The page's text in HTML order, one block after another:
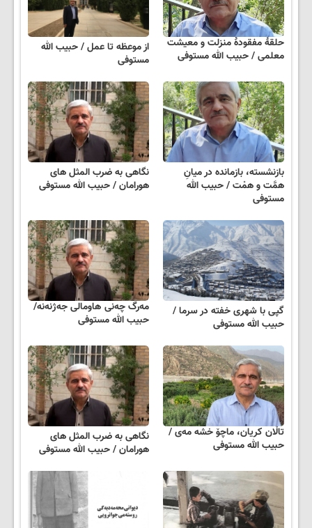
حلقهٔ مفقودهٔ منزلت و معیشت
معلمی / حبیب الله مستوفی
از موعظه تا عمل / حبیب الله
مستوفی
بازنشسته، بازمانده در میانِ
همَّت و همْت / حبیب الله
مستوفی
نگاهی به ضرب المثل های
هورامان / حبیب الله مستوفی
گپی با شهری خفته در سرما /
حبیب الله مستوفی
مەرگ چەنی ھاومالی جەژنەنە/
حبیب الله مستوفی
تاڵان کریان، ماچۆ خشە مەی /
حبیب الله مستوفی
نگاهی به ضرب المثل های
هورامان / حبیب الله مستوفی